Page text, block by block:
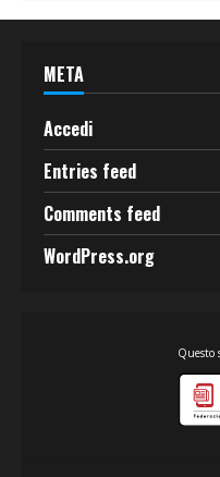
META
Accedi
Entries feed
Comments feed
WordPress.org
Questo